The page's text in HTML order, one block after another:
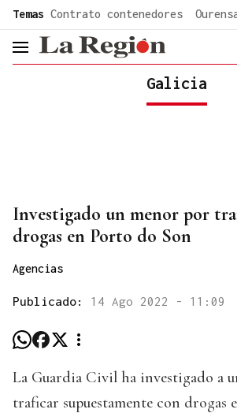
Temas Contrato contenedores
header.menu.open
Galicia
Investigado un menor por
drogas en Porto do Son
Agencias
Publicado: 14 Ago 2022 - 11:09
La Guardia Civil ha investigado a
traficar supuestamente con drogas